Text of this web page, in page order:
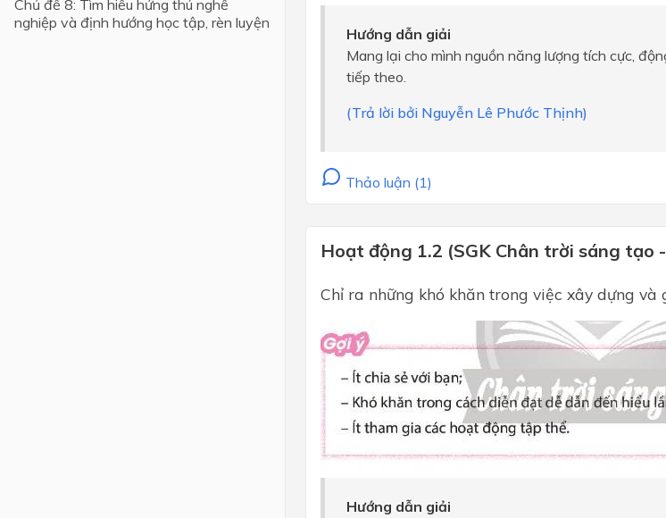
Chủ đề 8: Tìm hiểu hứng thú nghề
nghiệp và định hướng học tập, rèn luyện
Hướng dẫn giải
Mang lại cho mình nguồn năng lượng tích cực,
tiếp theo.
(Trả lời bởi Nguyễn Lê Phước Thịnh)
Thảo luận (1)
Hoạt động 1.2 (SGK Chân trời sáng tạo
Chỉ ra những khó khăn trong việc xây dựng và
Hướng dẫn giải